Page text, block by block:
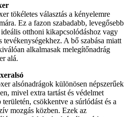
tökéletes választás a kényelemre
Ez a fazon szabadabb, levegősebb
otthoni kikapcsolódáshoz vagy
tevékenységekhez. A bő szabása miatt
alkalmasak melegítőnadrág
alá.
alsónadrágok különösen népszerűek
mivel extra tartást és védelmet
csökkentve a súrlódást és a
mozgás közben. Ezek az